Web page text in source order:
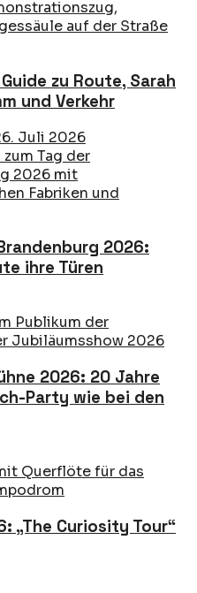
zu Route, Sarah
und Verkehr
Juli 2026
2026:
ihre Türen
2026: 20 Jahre
Party wie bei den
„The Curiosity Tour“